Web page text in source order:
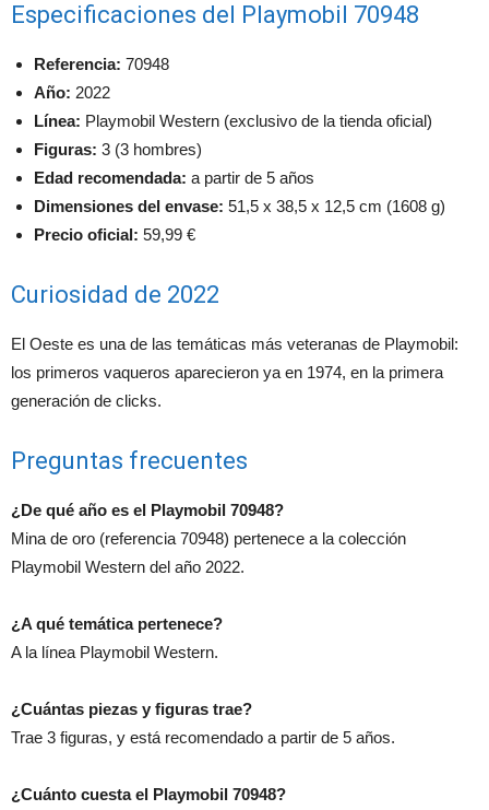
Especificaciones del Playmobil 70948
Referencia: 70948
Año: 2022
Línea: Playmobil Western (exclusivo de la tienda oficial)
Figuras: 3 (3 hombres)
Edad recomendada: a partir de 5 años
Dimensiones del envase: 51,5 x 38,5 x 12,5 cm (1608 g)
Precio oficial: 59,99 €
Curiosidad de 2022
El Oeste es una de las temáticas más veteranas de Playmobil:
los primeros vaqueros aparecieron ya en 1974, en la primera
generación de clicks.
Preguntas frecuentes
¿De qué año es el Playmobil 70948?
Mina de oro (referencia 70948) pertenece a la colección
Playmobil Western del año 2022.
¿A qué temática pertenece?
A la línea Playmobil Western.
¿Cuántas piezas y figuras trae?
Trae 3 figuras, y está recomendado a partir de 5 años.
¿Cuánto cuesta el Playmobil 70948?